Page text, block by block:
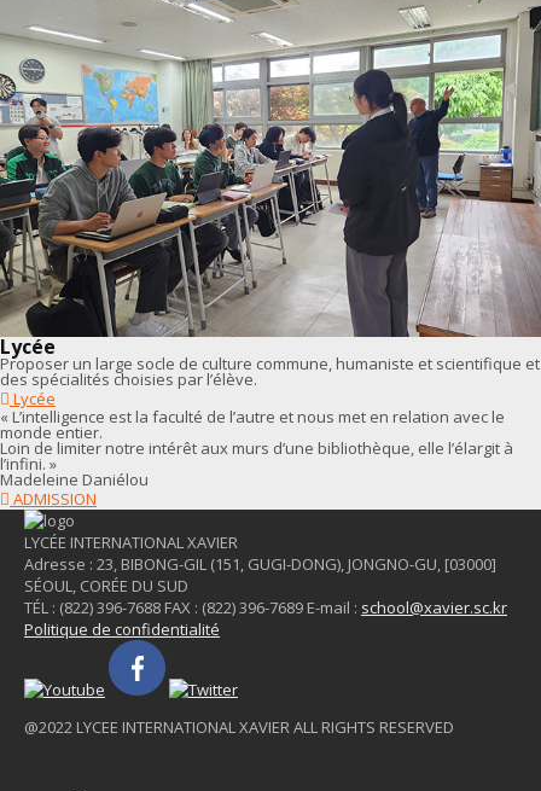
Lycée
Proposer un large socle de culture commune, humaniste et scientifique et
des spécialités choisies par l’élève.
Lycée
« L’intelligence est la faculté de l’autre et nous met en relation avec le
monde entier.
Loin de limiter notre intérêt aux murs d’une bibliothèque, elle l’élargit à
l’infini. »
Madeleine Daniélou
ADMISSION
LYCÉE INTERNATIONAL XAVIER
Adresse : 23, BIBONG-GIL (151, GUGI-DONG), JONGNO-GU, [03000]
SÉOUL, CORÉE DU SUD
TÉL : (822) 396-7688 FAX : (822) 396-7689 E-mail : school@xavier.sc.kr
Politique de confidentialité
@2022 LYCEE INTERNATIONAL XAVIER ALL RIGHTS RESERVED